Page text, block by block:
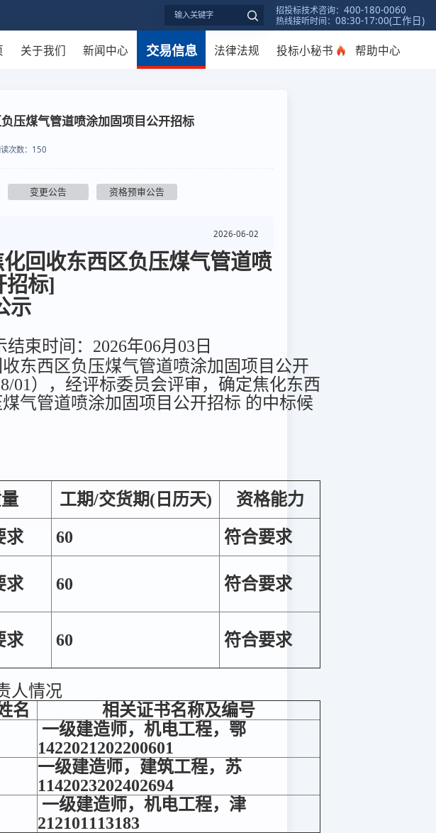
招投标技术咨询：400-180-0060
热线接听时间：08:30-17:00(工作日)
关于我们 新闻中心 交易信息 法律法规 投标小秘书 帮助中心
压煤气管道喷涂加固项目公开招标
次数： 150
变更公告 资格预审公告
2026-06-02
回收东西区负压煤气管道喷
招标]
示
结束时间：2026年06月03日
东西区负压煤气管道喷涂加固项目公开
01），经评标委员会评审，确定焦化东西
气管道喷涂加固项目公开招标 的中标候
工期/交货期(日历天) 资格能力
求 60 符合要求
求 60 符合要求
求 60 符合要求
人情况
名
相关证书名称及编号
一级建造师，机电工程，鄂
1422021202200601
一级建造师，建筑工程，苏
1142023202402694
一级建造师，机电工程，津
212101113183